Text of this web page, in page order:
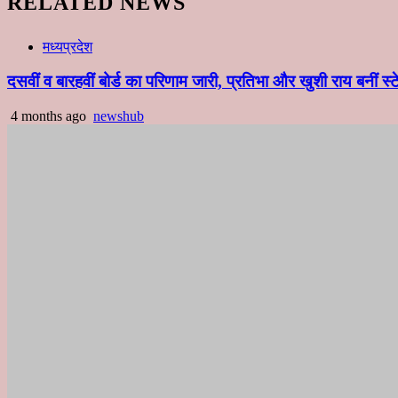
मध्यप्रदेश
दसवीं व बारहवीं बोर्ड का परिणाम जारी, प्रतिभा और खुशी राय बनीं
4 months ago newshub